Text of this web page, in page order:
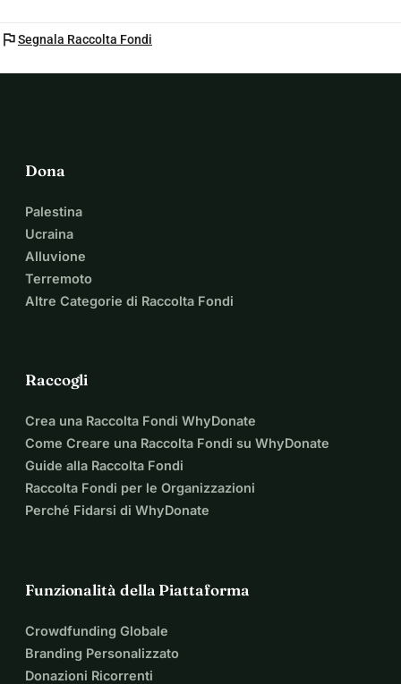
flagSegnala Raccolta Fondi
Dona
Palestina
Ucraina
Alluvione
Terremoto
Altre Categorie di Raccolta Fondi
Raccogli
Crea una Raccolta Fondi WhyDonate
Come Creare una Raccolta Fondi su WhyDonate
Guide alla Raccolta Fondi
Raccolta Fondi per le Organizzazioni
Perché Fidarsi di WhyDonate
Funzionalità della Piattaforma
Crowdfunding Globale
Branding Personalizzato
Donazioni Ricorrenti